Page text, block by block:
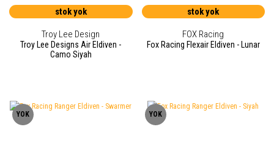
stok yok
Troy Lee Design
Troy Lee Designs Air Eldiven -
Camo Siyah
stok yok
FOX Racing
Fox Racing Flexair Eldiven - Lunar
YOK YOK